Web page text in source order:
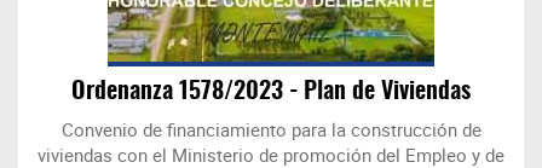
Ordenanza 1578/2023 - Plan de Viviendas
Convenio de financiamiento para la construcción de
viviendas con el Ministerio de promoción del Empleo y de